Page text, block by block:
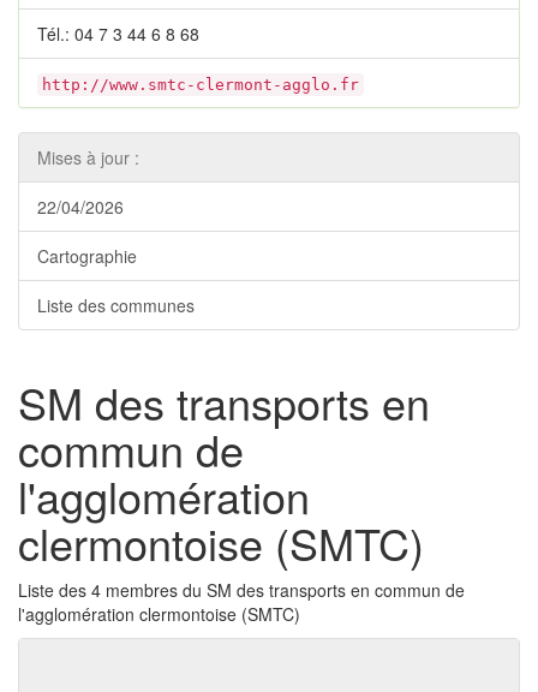
Tél.: 04 7 3 44 6 8 68
http://www.smtc-clermont-agglo.fr
Mises à jour :
22/04/2026
Cartographie
Liste des communes
SM des transports en
commun de
l'agglomération
clermontoise (SMTC)
Liste des 4 membres du SM des transports en commun de
l'agglomération clermontoise (SMTC)